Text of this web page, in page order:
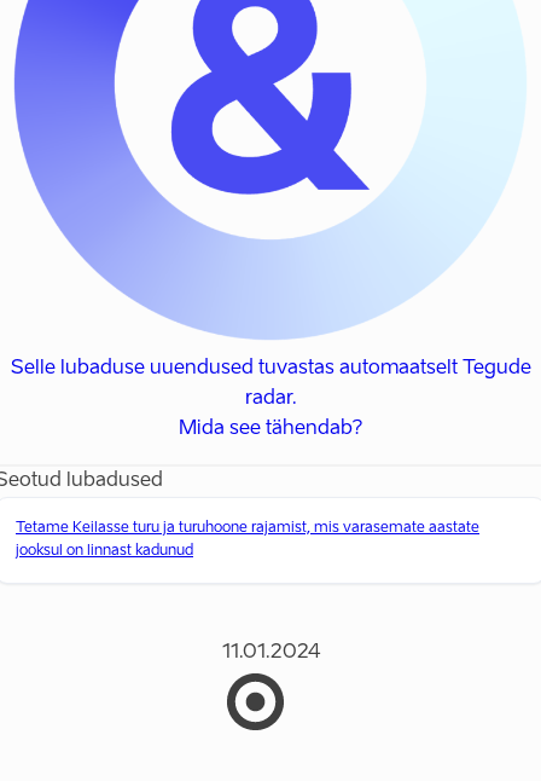
Selle lubaduse uuendused tuvastas automaatselt Tegude
radar.
Mida see tähendab?
lubadused
Tetame Keilasse turu ja turuhoone rajamist, mis varasemate aastate
jooksul on linnast kadunud
11.01.2024